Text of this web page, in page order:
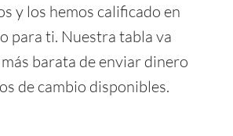
y los hemos calificado en
para ti. Nuestra tabla va
barata de enviar dinero
de cambio disponibles.